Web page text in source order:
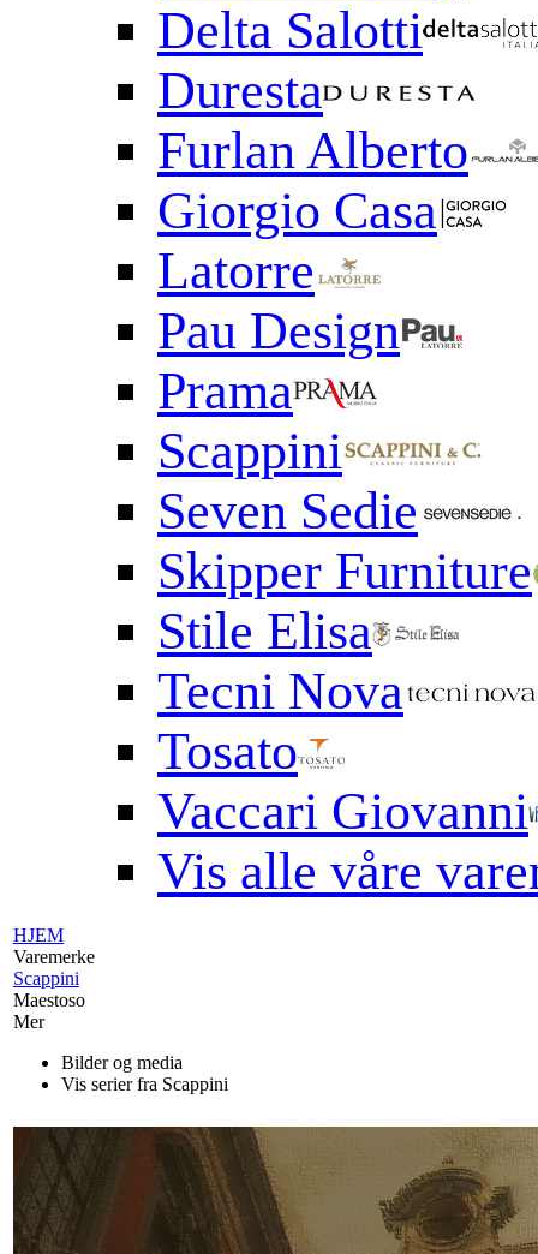
Delta Salotti
Duresta
Furlan Alberto
Giorgio Casa
Latorre
Pau Design
Prama
Scappini
Seven Sedie
Skipper Furniture
Stile Elisa
Tecni Nova
Tosato
Vaccari Giovanni
Vis alle våre
HJEM
Varemerke
Scappini
Maestoso
Mer
Bilder og media
Vis serier fra Scappini